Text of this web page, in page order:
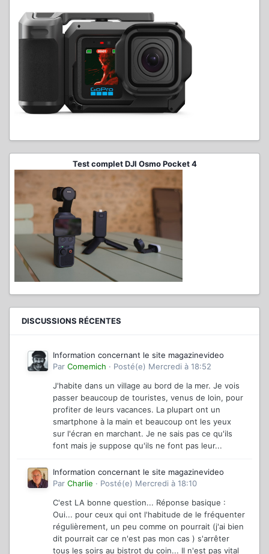
Test complet DJI Osmo Pocket 4
DISCUSSIONS RÉCENTES
Information concernant le site magazinevideo
Par Comemich · Posté(e) Mercredi à 18:52
J'habite dans un village au bord de la mer. Je vois
passer beaucoup de touristes, venus de loin, pour
profiter de leurs vacances. La plupart ont un
smartphone à la main et beaucoup ont les yeux
sur l'écran en marchant. Je ne sais pas ce qu'ils
font mais je suppose qu'ils ne font pas leur...
Information concernant le site magazinevideo
Par Charlie · Posté(e) Mercredi à 18:10
C'est LA bonne question... Réponse basique :
Oui... pour ceux qui ont l'habitude de le fréquenter
régulièrement, un peu comme on pourrait (j'ai bien
dit pourrait car ce n'est pas mon cas ) s'arrêter
tous les soirs au bistrot du coin... Il n'est pas vital